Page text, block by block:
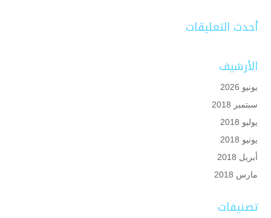
أحدث التعليقات
الأرشيف
يونيو 2026
سبتمبر 2018
يوليو 2018
يونيو 2018
أبريل 2018
مارس 2018
تصنيفات